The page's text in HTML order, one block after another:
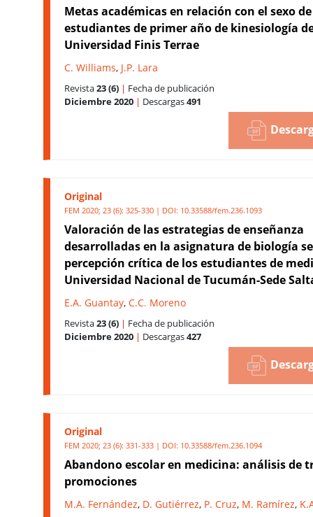
Metas académicas en relación con el sexo
estudiantes de primer año de kinesiología
Universidad Finis Terrae
C. Williams, J.P. Lara
Revista23 (6) | Fecha de publicación
Diciembre 2020 | Descargas491
Original
FEM 2020; 23 (6): 325-330 | DOI: 10.33588/fem.236.1093
Valoración de las estrategias de enseñanza
desarrolladas en la asignatura de biología
percepción crítica de los estudiantes de
Universidad Nacional de Tucumán-Sede
E.A. Guantay, C.C. Moreno
Revista23 (6) | Fecha de publicación
Diciembre 2020 | Descargas427
Original
FEM 2020; 23 (6): 331-333 | DOI: 10.33588/fem.236.1094
Abandono escolar en medicina: análisis de
promociones
M.A. Fernández, D. Gutiérrez, P. Cruz, M. Ramírez,